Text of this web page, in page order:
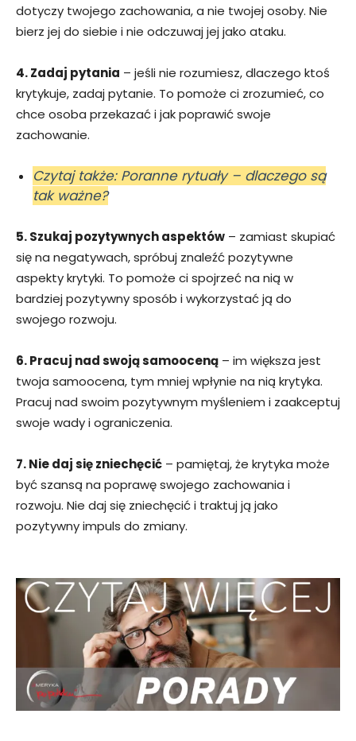
dotyczy twojego zachowania, a nie twojej osoby. Nie
bierz jej do siebie i nie odczuwaj jej jako ataku.
4. Zadaj pytania – jeśli nie rozumiesz, dlaczego ktoś
krytykuje, zadaj pytanie. To pomoże ci zrozumieć, co
chce osoba przekazać i jak poprawić swoje
zachowanie.
Czytaj także: Poranne rytuały – dlaczego są
tak ważne?
5. Szukaj pozytywnych aspektów – zamiast skupiać
się na negatywach, spróbuj znaleźć pozytywne
aspekty krytyki. To pomoże ci spojrzeć na nią w
bardziej pozytywny sposób i wykorzystać ją do
swojego rozwoju.
6. Pracuj nad swoją samooceną – im większa jest
twoja samoocena, tym mniej wpłynie na nią krytyka.
Pracuj nad swoim pozytywnym myśleniem i zaakceptuj
swoje wady i ograniczenia.
7. Nie daj się zniechęcić – pamiętaj, że krytyka może
być szansą na poprawę swojego zachowania i
rozwoju. Nie daj się zniechęcić i traktuj ją jako
pozytywny impuls do zmiany.